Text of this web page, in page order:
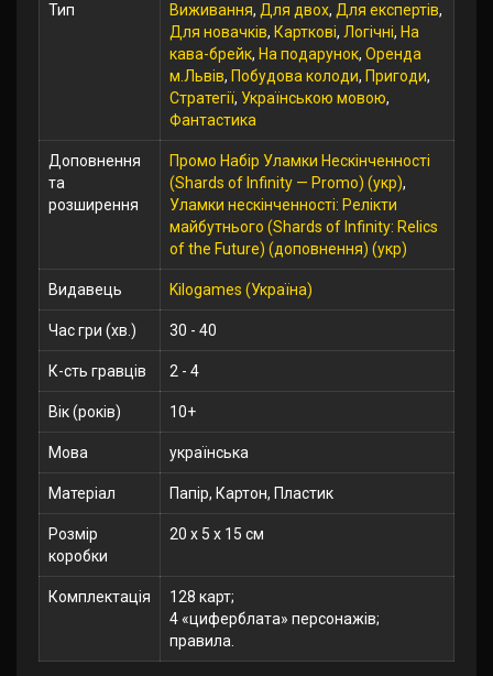
Тип Виживання, Для двох, Для експертів,
Для новачків, Карткові, Логічні, На
кава-брейк, На подарунок, Оренда
м.Львів, Побудова колоди, Пригоди,
Стратегії, Українською мовою,
Фантастика
Доповнення
та
розширення
Промо Набір Уламки Нескінченності
(Shards of Infinity — Promo) (укр),
Уламки нескінченності: Релікти
майбутнього (Shards of Infinity: Relics
of the Future) (доповнення) (укр)
Видавець Kilogames (Україна)
Час гри (хв.) 30 - 40
К-сть гравців 2 - 4
Вік (років) 10+
Мова українська
Матеріал Папір, Картон, Пластик
Розмір
коробки
20 x 5 x 15 см
Комплектація
128 карт;
4 «циферблата» персонажів;
правила.